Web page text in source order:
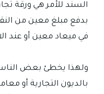
السند للأمر هي ورقة
بدفع مبلغ معين من
في ميعاد معين أو عند
ولهذا يخطئ بعض
بالديون التجارية أو